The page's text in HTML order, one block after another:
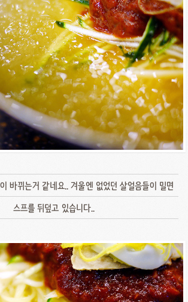
바뀌는거 같네요.. 겨울엔 없었던 살얼음들이 밀면
스프를 뒤덮고 있습니다..